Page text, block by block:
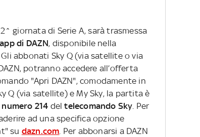
giornata di Serie A, sarà trasmessa
app di DAZN, disponibile nella
Gli abbonati Sky Q (via satellite o via
potranno accedere all’offerta
"Apri DAZN", comodamente in
Q (via satellite) e My Sky, la partita è
214 deltelecomando Sky. Per
ad una specifica opzione
su dazn.com. Per abbonarsi a DAZN